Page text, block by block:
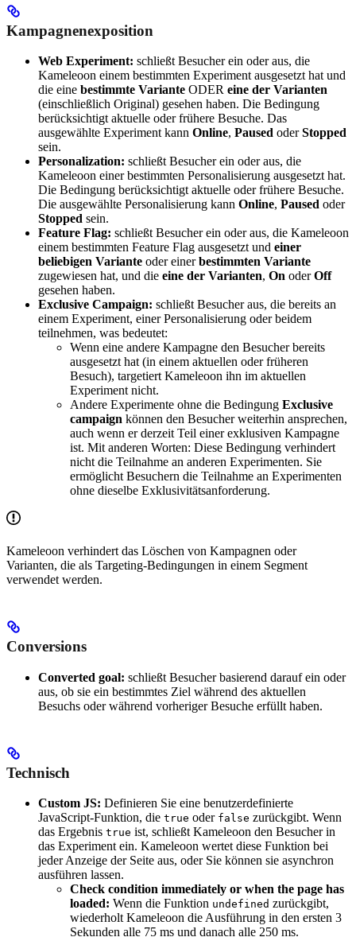
Kampagnenexposition
Web Experiment: schließt Besucher ein oder aus, die
Kameleoon einem bestimmten Experiment ausgesetzt hat und
die eine bestimmte Variante ODER eine der Varianten
(einschließlich Original) gesehen haben. Die Bedingung
berücksichtigt aktuelle oder frühere Besuche. Das
ausgewählte Experiment kann Online, Paused oderStopped
sein.
Personalization: schließt Besucher ein oder aus, die
Kameleoon einer bestimmten Personalisierung ausgesetzt hat.
Die Bedingung berücksichtigt aktuelle oder frühere Besuche.
Die ausgewählte Personalisierung kann Online, Paused oder
Stopped sein.
Feature Flag: schließt Besucher ein oder aus, die Kameleoon
einem bestimmten Feature Flag ausgesetzt und einer
beliebigen Variante oder einerbestimmten Variante
zugewiesen hat, und die eine der Varianten, On oderOff
gesehen haben.
Exclusive Campaign: schließt Besucher aus, die bereits an
einem Experiment, einer Personalisierung oder beidem
teilnehmen, was bedeutet:
Wenn eine andere Kampagne den Besucher bereits
ausgesetzt hat (in einem aktuellen oder früheren
Besuch), targetiert Kameleoon ihn im aktuellen
Experiment nicht.
Andere Experimente ohne die Bedingung Exclusive
campaign können den Besucher weiterhin ansprechen,
auch wenn er derzeit Teil einer exklusiven Kampagne
ist. Mit anderen Worten: Diese Bedingung verhindert
nicht die Teilnahme an anderen Experimenten. Sie
ermöglicht Besuchern die Teilnahme an Experimenten
ohne dieselbe Exklusivitätsanforderung.
Kameleoon verhindert das Löschen von Kampagnen oder
Varianten, die als Targeting-Bedingungen in einem Segment
verwendet werden.
Conversions
Converted goal: schließt Besucher basierend darauf ein oder
aus, ob sie ein bestimmtes Ziel während des aktuellen
Besuchs oder während vorheriger Besuche erfüllt haben.
Technisch
Custom JS: Definieren Sie eine benutzerdefinierte
JavaScript-Funktion, die true oder false zurückgibt. Wenn
das Ergebnis true ist, schließt Kameleoon den Besucher in
das Experiment ein. Kameleoon wertet diese Funktion bei
jeder Anzeige der Seite aus, oder Sie können sie asynchron
ausführen lassen.
Check condition immediately or when the page has
loaded: Wenn die Funktion undefined zurückgibt,
wiederholt Kameleoon die Ausführung in den ersten 3
Sekunden alle 75 ms und danach alle 250 ms.